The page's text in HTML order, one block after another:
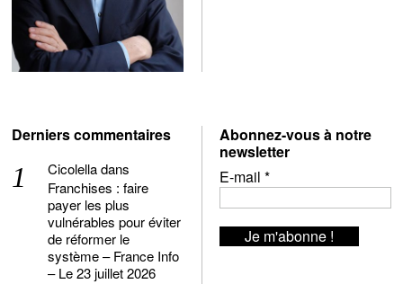
Derniers commentaires
Cicolelladans
Franchises : faire
payer les plus
vulnérables pour éviter
de réformer le
système – France Info
– Le 23 juillet 2026
Abonnez-vous à notre
newsletter
E-mail *